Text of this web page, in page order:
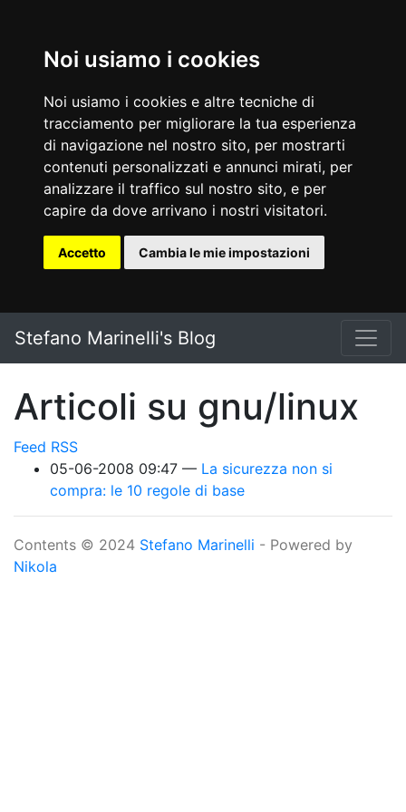
Noi usiamo i cookies
Noi usiamo i cookies e altre tecniche di
tracciamento per migliorare la tua esperienza
di navigazione nel nostro sito, per mostrarti
contenuti personalizzati e annunci mirati, per
analizzare il traffico sul nostro sito, e per
capire da dove arrivano i nostri visitatori.
Accetto Cambia le mie impostazioni
Stefano Marinelli's Blog
Articoli su gnu/linux
Feed RSS
05-06-2008 09:47
La sicurezza non si
compra: le 10 regole di base
Contents © 2024 Stefano Marinelli - Powered by
Nikola